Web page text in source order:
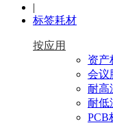
|
标签耗材
按应用
资产
会议
耐高
耐低
PCB